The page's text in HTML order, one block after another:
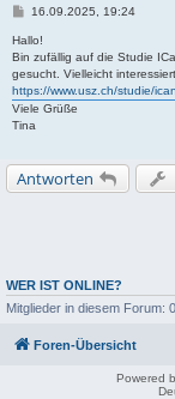
B
i
t
a
g
16.09.2025, 19:24
Hallo!
Bin zufällig auf die Studie
gesucht. Vielleicht
https://www.usz.ch/studie/
Viele Grüße
Tina
Antworten
WER IST ONLINE?
Mitglieder in diesem Forum:
Foren-Übersicht
Powered